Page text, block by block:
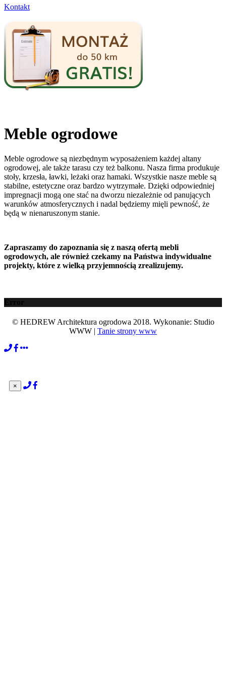
Kontakt
Meble ogrodowe
Meble ogrodowe są niezbędnym wyposażeniem każdej altany
ogrodowej, ale także tarasu czy też balkonu. Nasza firma produkuje
stoły, krzesła, ławki, leżaki oraz hamaki. Wszystkie nasze meble są
stabilne, estetyczne oraz bardzo wytrzymałe. Dzięki odpowiedniej
impregnacji mogą one stać na dworzu niezależnie od panujących
warunków atmosferycznych i nadal będziemy mięli pewność, że
będą w nienaruszonym stanie.
Zapraszamy do zapoznania się z naszą ofertą mebli
ogrodowych, ale również czekamy na Państwa indywidualne
projekty, które z wielką przyjemnością zrealizujemy.
Error
© HEDREW Architektura ogrodowa 2018. Wykonanie: Studio
WWW | Tanie strony www
×